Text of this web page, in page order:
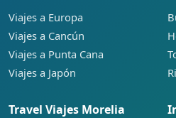
Viajes a Europa
Viajes a Cancún
Viajes a Punta Cana
Viajes a Japón
Travel Viajes Morelia